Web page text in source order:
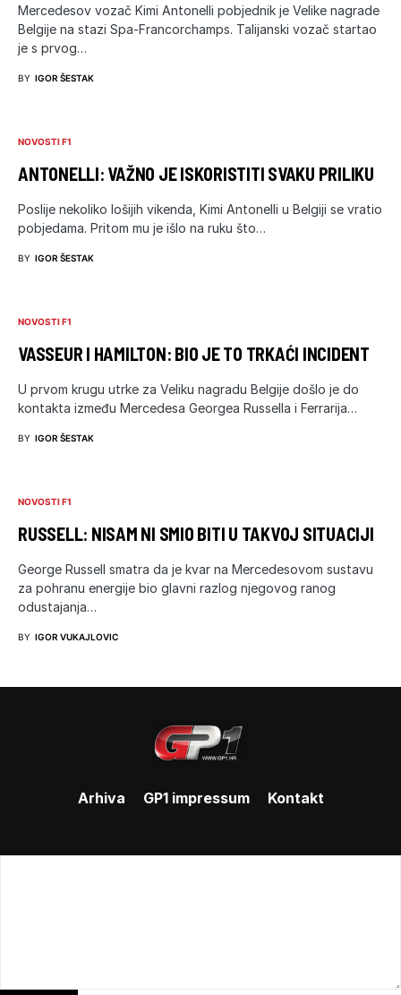
Mercedesov vozač Kimi Antonelli pobjednik je Velike nagrade
Belgije na stazi Spa-Francorchamps. Talijanski vozač startao
je s prvog…
BY IGOR ŠESTAK
NOVOSTI F1
ANTONELLI: VAŽNO JE ISKORISTITI SVAKU PRILIKU
Poslije nekoliko lošijih vikenda, Kimi Antonelli u Belgiji se vratio
pobjedama. Pritom mu je išlo na ruku što…
BY IGOR ŠESTAK
NOVOSTI F1
VASSEUR I HAMILTON: BIO JE TO TRKAĆI INCIDENT
U prvom krugu utrke za Veliku nagradu Belgije došlo je do
kontakta između Mercedesa Georgea Russella i Ferrarija…
BY IGOR ŠESTAK
NOVOSTI F1
RUSSELL: NISAM NI SMIO BITI U TAKVOJ SITUACIJI
George Russell smatra da je kvar na Mercedesovom sustavu
za pohranu energije bio glavni razlog njegovog ranog
odustajanja…
BY IGOR VUKAJLOVIC
Arhiva GP1 impressum Kontakt